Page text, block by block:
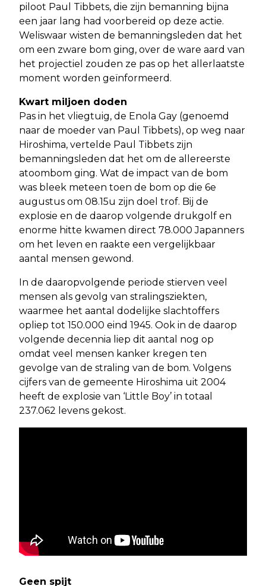
piloot Paul Tibbets, die zijn bemanning bijna
een jaar lang had voorbereid op deze actie.
Weliswaar wisten de bemanningsleden dat het
om een zware bom ging, over de ware aard van
het projectiel zouden ze pas op het allerlaatste
moment worden geïnformeerd.
Kwart miljoen doden
Pas in het vliegtuig, de Enola Gay (genoemd
naar de moeder van Paul Tibbets), op weg naar
Hiroshima, vertelde Paul Tibbets zijn
bemanningsleden dat het om de allereerste
atoombom ging. Wat de impact van de bom
was bleek meteen toen de bom op die 6e
augustus om 08.15u zijn doel trof. Bij de
explosie en de daarop volgende drukgolf en
enorme hitte kwamen direct 78.000 Japanners
om het leven en raakte een vergelijkbaar
aantal mensen gewond.
In de daaropvolgende periode stierven veel
mensen als gevolg van stralingsziekten,
waarmee het aantal dodelijke slachtoffers
opliep tot 150.000 eind 1945. Ook in de daarop
volgende decennia liep dit aantal nog op
omdat veel mensen kanker kregen ten
gevolge van de straling van de bom. Volgens
cijfers van de gemeente Hiroshima uit 2004
heeft de explosie van ‘Little Boy’ in totaal
237.062 levens gekost.
Geen spijt